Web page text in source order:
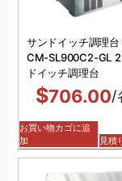
サンドイッチ調理
CM-SL900C2-GL 2
ドイッチ調理台
$706.00/
お買い物カゴに追
加
見積